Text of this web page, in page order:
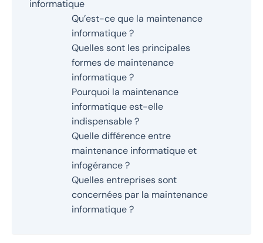
informatique
Qu’est-ce que la maintenance
informatique ?
Quelles sont les principales
formes de maintenance
informatique ?
Pourquoi la maintenance
informatique est-elle
indispensable ?
Quelle différence entre
maintenance informatique et
infogérance ?
Quelles entreprises sont
concernées par la maintenance
informatique ?